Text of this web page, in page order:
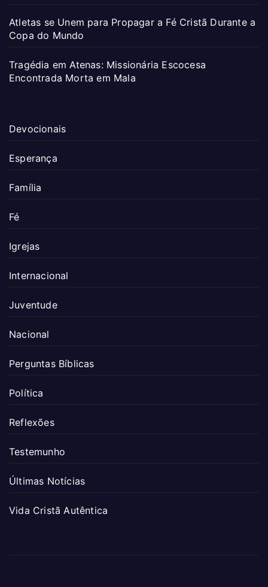
Atletas se Unem para Propagar a Fé Cristã Durante a
Copa do Mundo
Tragédia em Atenas: Missionária Escocesa
Encontrada Morta em Mala
Devocionais
Esperança
Família
Fé
Igrejas
Internacional
Juventude
Nacional
Perguntas Bíblicas
Política
Reflexões
Testemunho
Últimas Notícias
Vida Cristã Autêntica